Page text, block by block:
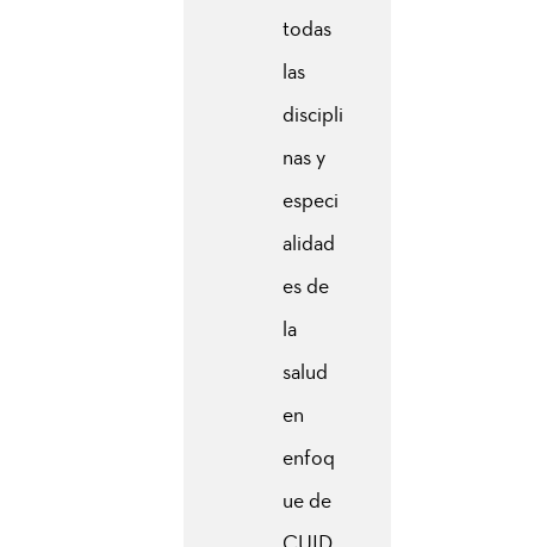
todas
las
discipli
nas y
especi
alidad
es de
la
salud
en
enfoq
ue de